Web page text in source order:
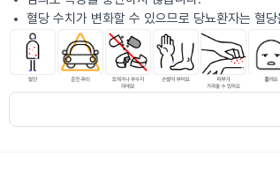
혈당 수치가 변화할 수 있으므로 당뇨환자는 혈